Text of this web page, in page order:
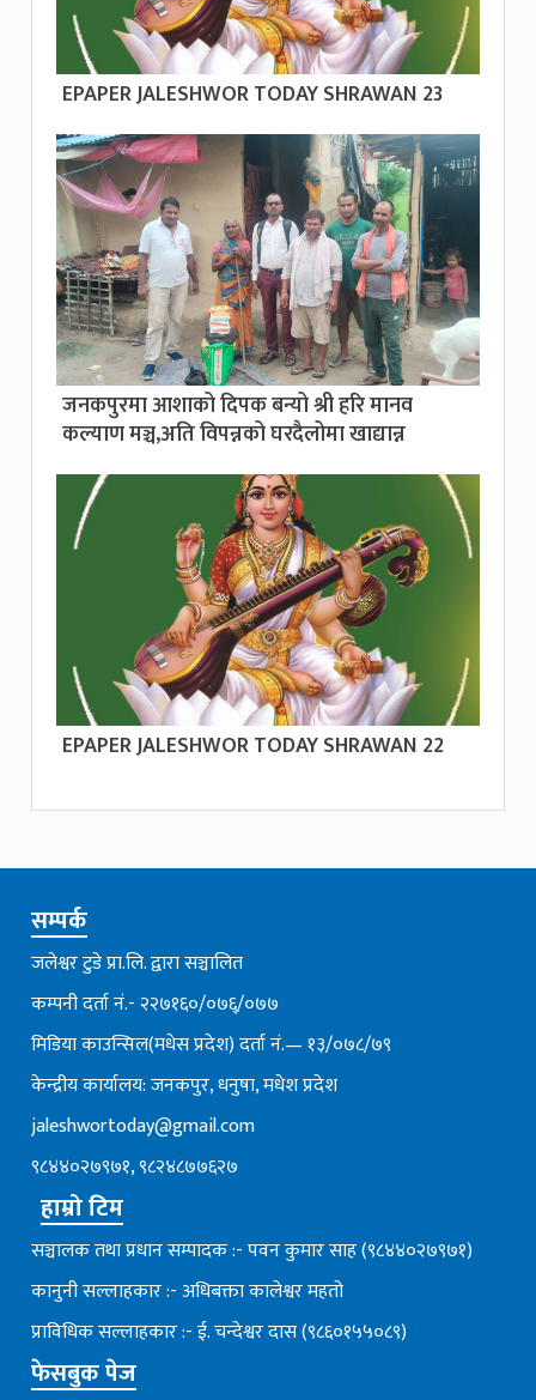
EPAPER JALESHWOR TODAY SHRAWAN 23
जनकपुरमा आशाको दिपक बन्यो श्री हरि मानव
कल्याण मञ्च,अति विपन्नको घरदैलोमा खाद्यान्न
EPAPER JALESHWOR TODAY SHRAWAN 22
सम्पर्क
जलेश्वर टुडे प्रा.लि. द्वारा सञ्चालित
कम्पनी दर्ता नं.- २२७१६०/०७६्/०७७
मिडिया काउन्सिल(मधेस प्रदेश) दर्ता नं.— १३/०७८/७९
केन्द्रीय कार्यालय: जनकपुर, धनुषा, मधेश प्रदेश
jaleshwortoday@gmail.com
९८४४०२७९७१, ९८२४८७७६२७
हाम्रो टिम
सञ्चालक तथा प्रधान सम्पादक :- पवन कुमार साह (९८४४०२७९७१)
कानुनी सल्लाहकार :- अधिबक्ता कालेश्वर महतो
प्राविधिक सल्लाहकार :- ई. चन्देश्वर दास (९८६०१५५०८९)
फेसबुक पेज